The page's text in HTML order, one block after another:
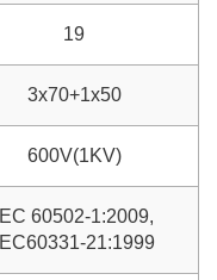
19
3x70+1x50
600V(1KV)
IEC 60502-1:2009,
IEC60331-21:1999